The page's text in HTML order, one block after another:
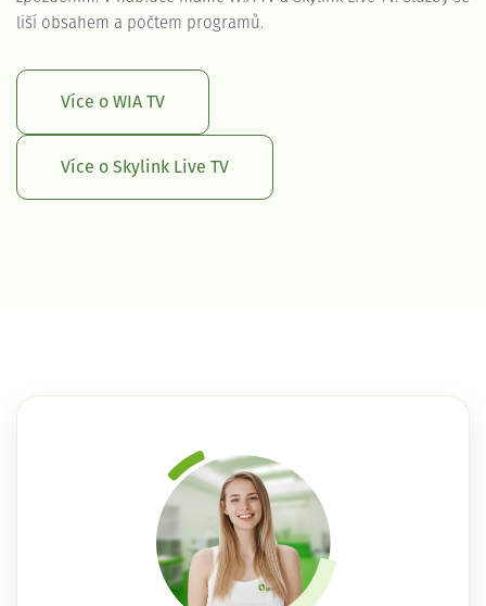
liší obsahem a počtem programů.
Více o WIA TV
Více o Skylink Live TV